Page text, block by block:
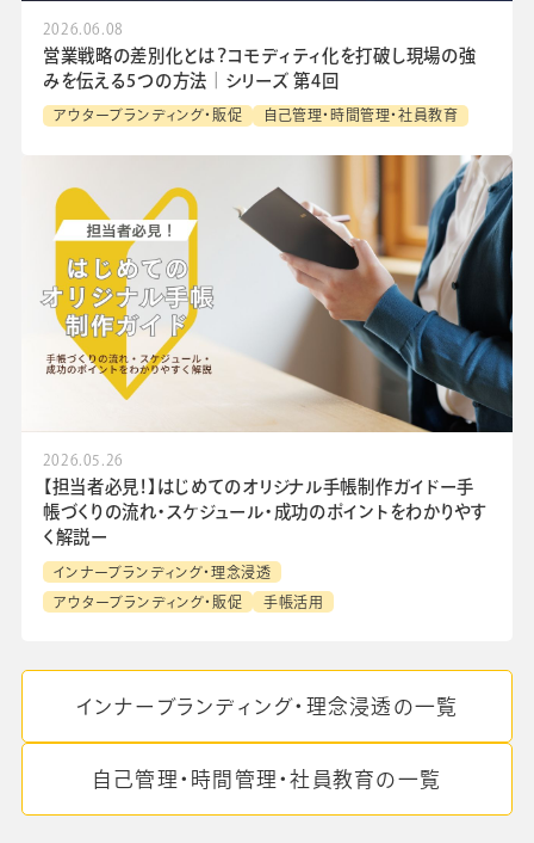
2026.06.08
営業戦略の差別化とは？コモディティ化を打破し現場の強
みを伝える5つの方法│シリーズ 第4回
アウターブランディング・販促 自己管理・時間管理・社員教育
2026.05.26
【担当者必見！】はじめてのオリジナル手帳制作ガイドー手
帳づくりの流れ・スケジュール・成功のポイントをわかりやす
く解説ー
インナーブランディング・理念浸透
アウターブランディング・販促 手帳活用
インナーブランディング・理念浸透の一覧
自己管理・時間管理・社員教育の一覧